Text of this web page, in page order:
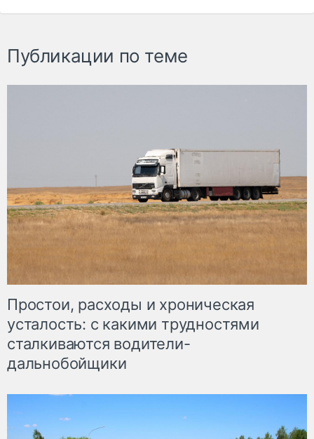
Публикации по теме
Простои, расходы и хроническая
усталость: с какими трудностями
сталкиваются водители-
дальнобойщики